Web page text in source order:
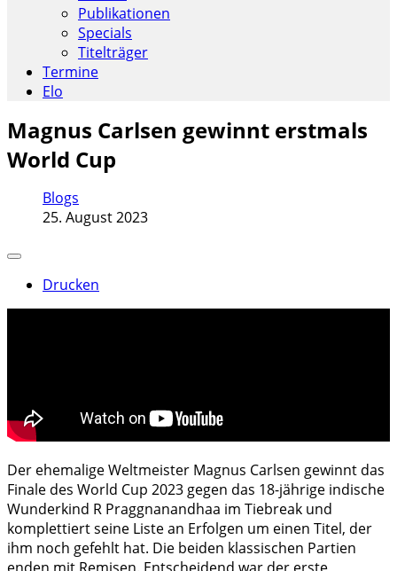
Publikationen
Specials
Titelträger
Termine
Elo
Magnus Carlsen gewinnt erstmals
World Cup
Blogs
25. August 2023
Drucken
Der ehemalige Weltmeister Magnus Carlsen gewinnt das
Finale des World Cup 2023 gegen das 18-jährige indische
Wunderkind R Praggnanandhaa im Tiebreak und
komplettiert seine Liste an Erfolgen um einen Titel, der
ihm noch gefehlt hat. Die beiden klassischen Partien